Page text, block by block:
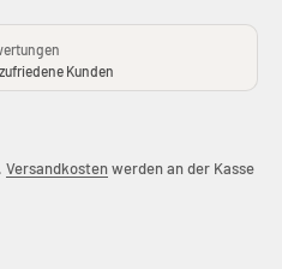
Kunden
Versandkostenwerden an der Kasse